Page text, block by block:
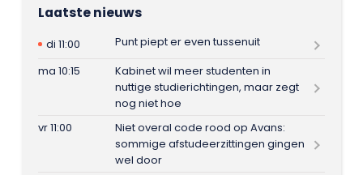
Laatste nieuws
di 11:00
Punt piept er even tussenuit
ma 10:15
Kabinet wil meer studenten in
nuttige studierichtingen, maar zegt
nog niet hoe
vr 11:00
Niet overal code rood op Avans:
sommige afstudeerzittingen gingen
wel door